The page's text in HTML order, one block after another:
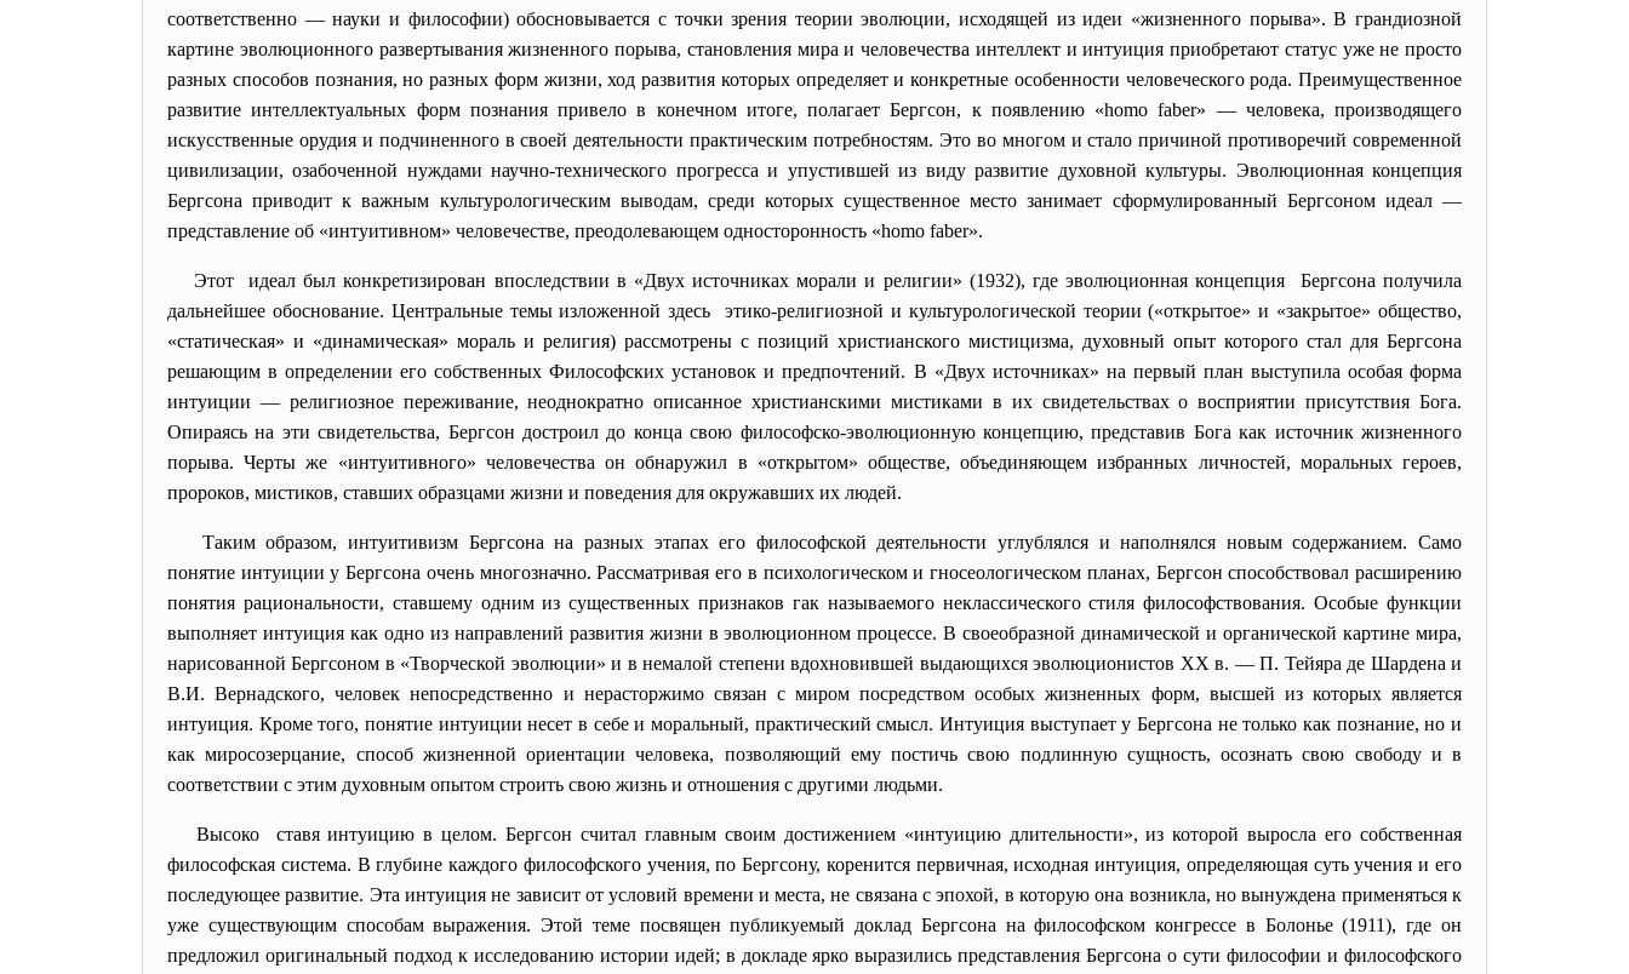
соответственно — науки и философии) обосновывается с точки зрения теории эволюции, исходящей из идеи «жизненного порыва». В грандиозной
картине эволюционного развертывания жизненного порыва, становления мира и человечества интеллект и интуиция приобретают статус уже не просто
разных способов познания, но разных форм жизни, ход развития которых определяет и конкретные особенности человеческого рода. Преимущественное
развитие интеллектуальных форм познания привело в конечном итоге, полагает Бергсон, к появлению «homo faber» — человека, производящего
искусственные орудия и подчиненного в своей деятельности практическим потребностям. Это во многом и стало причиной противоречий современной
цивилизации, озабоченной нуждами научно-технического прогресса и упустившей из виду развитие духовной культуры. Эволюционная концепция
Бергсона приводит к важным культурологическим выводам, среди которых существенное место занимает сформулированный Бергсоном идеал —
представление об «интуитивном» человечестве, преодолевающем односторонность «homo faber».
Этот идеал был конкретизирован впоследствии в «Двух источниках морали и религии» (1932), где эволюционная концепция Бергсона получила
дальнейшее обоснование. Центральные темы изложенной здесь этико-религиозной и культурологической теории («открытое» и «закрытое» общество,
«статическая» и «динамическая» мораль и религия) рассмотрены с позиций христианского мистицизма, духовный опыт которого стал для Бергсона
решающим в определении его собственных Философских установок и предпочтений. В «Двух источниках» на первый план выступила особая форма
интуиции — религиозное переживание, неоднократно описанное христианскими мистиками в их свидетельствах о восприятии присутствия Бога.
Опираясь на эти свидетельства, Бергсон достроил до конца свою философско-эволюционную концепцию, представив Бога как источник жизненного
порыва. Черты же «интуитивного» человечества он обнаружил в «открытом» обществе, объединяющем избранных личностей, моральных героев,
пророков, мистиков, ставших образцами жизни и поведения для окружавших их людей.
Таким образом, интуитивизм Бергсона на разных этапах его философской деятельности углублялся и наполнялся новым содержанием. Само
понятие интуиции у Бергсона очень многозначно. Рассматривая его в психологическом и гносеологическом планах, Бергсон способствовал расширению
понятия рациональности, ставшему одним из существенных признаков гак называемого неклассического стиля философствования. Особые функции
выполняет интуиция как одно из направлений развития жизни в эволюционном процессе. В своеобразной динамической и органической картине мира,
нарисованной Бергсоном в «Творческой эволюции» и в немалой степени вдохновившей выдающихся эволюционистов XX в. — П. Тейяра де Шардена и
В.И. Вернадского, человек непосредственно и нерасторжимо связан с миром посредством особых жизненных форм, высшей из которых является
интуиция. Кроме того, понятие интуиции несет в себе и моральный, практический смысл. Интуиция выступает у Бергсона не только как познание, но и
как миросозерцание, способ жизненной ориентации человека, позволяющий ему постичь свою подлинную сущность, осознать свою свободу и в
соответствии с этим духовным опытом строить свою жизнь и отношения с другими людьми.
Высоко ставя интуицию в целом. Бергсон считал главным своим достижением «интуицию длительности», из которой выросла его собственная
философская система. В глубине каждого философского учения, по Бергсону, коренится первичная, исходная интуиция, определяющая суть учения и его
последующее развитие. Эта интуиция не зависит от условий времени и места, не связана с эпохой, в которую она возникла, но вынуждена применяться к
уже существующим способам выражения. Этой теме посвящен публикуемый доклад Бергсона на философском конгрессе в Болонье (1911), где он
предложил оригинальный подход к исследованию истории идей; в докладе ярко выразились представления Бергсона о сути философии и философского